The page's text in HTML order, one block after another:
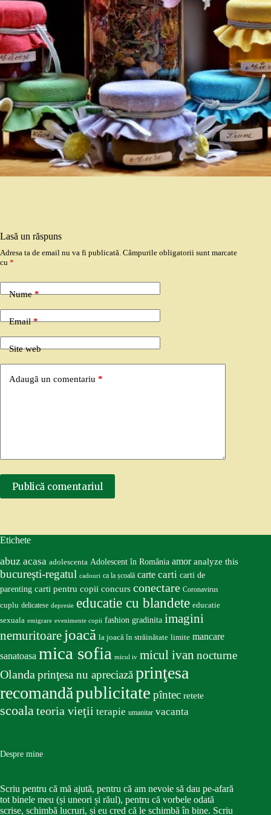
Lasă un răspuns
Adresa ta de email nu va fi publicată. Câmpurile obligatorii sunt marcate
cu *
Nume*
Email*
Site web
Adaugă un comentariu *
Publică comentariul
Etichete
abuz acasa adolescenta Adolescent în România amor analyze this
bucureşti-regatul cadouri ca la școală carte carti carti de
parenting carti pentru copii concurs conectare Coronavirus
cuplu delicatese depresie educatie cu blandete educatie
sexuala emigrare evenimente copii fashion gradinita imagini
nemuritoare joacă la joacă în străinătate limite mancare
sanatoasa mica sofia micul iv micul ivan nocturne
Olandaprinţesa nu apreciazăprinţesa
recomandăpublicitate pîntec retete
scoalateoria vieţii terapie umanitar vacanta
Despre mine
Scriu pentru că mă ajută, pentru că am nevoie să dau pe-afară
tot binele meu (și uneori și răul), pentru că vorbele odată
scrise, schimbă lucruri, și eu cred că le schimbă în bine. Scriu